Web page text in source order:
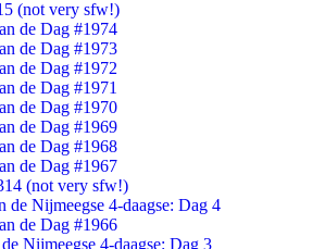
(not very sfw!)
de Dag #1974
de Dag #1973
de Dag #1972
de Dag #1971
de Dag #1970
de Dag #1969
de Dag #1968
de Dag #1967
(not very sfw!)
de Nijmeegse 4-daagse: Dag 4
de Dag #1966
Nijmeegse 4-daagse: Dag 3